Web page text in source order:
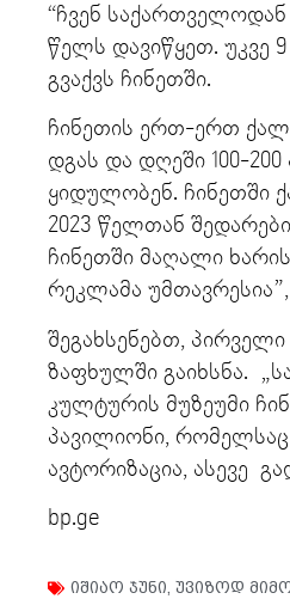
“ჩვენ
წელს დავიწყეთ. უკვე
გვაქვს ჩინეთში.
ჩინეთის ერთ-ერთ
დგას და დღეში 100-
ყიდულობენ. ჩინეთში
2023 წელთან
ჩინეთში მაღალი
რეკლამა
შეგახსენებთ,
ზაფხულში გაიხსნა.
კულტურის მუზეუმი
პავილიონი,
ავტორიზაცია, ასევე
bp.ge
იშიაო ჯუნი, უვიზოდ